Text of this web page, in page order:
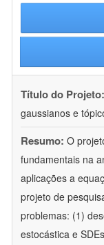
Título do Projeto:
gaussianos e
Resumo: O
fundamentais na
aplicações a
projeto de
problemas: (1)
estocástica e